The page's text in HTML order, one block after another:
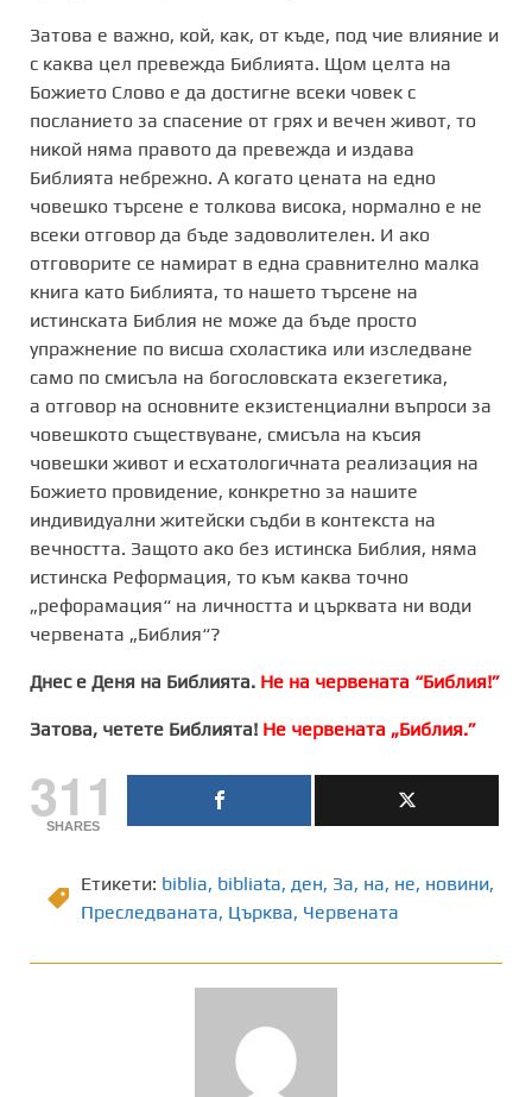
Затова е важно, кой, как, от къде, под чие влияние и
с каква цел превежда Библията. Щом целта на
Божието Слово е да достигне всеки човек с
посланието за спасение от грях и вечен живот, то
никой няма правото да превежда и издава
Библията небрежно. А когато цената на едно
човешко търсене е толкова висока, нормално е не
всеки отговор да бъде задоволителен. И ако
отговорите се намират в една сравнително малка
книга като Библията, то нашето търсене на
истинската Библия не може да бъде просто
упражнение по висша схоластика или изследване
само по смисъла на богословската екзегетика,
а отговор на основните екзистенциални въпроси за
човешкото съществуване, смисъла на късия
човешки живот и есхатологичната реализация на
Божието провидение, конкретно за нашите
индивидуални житейски съдби в контекста на
вечността. Защото ако без истинска Библия, няма
истинска Реформация, то към каква точно
„рефорамация“ на личността и църквата ни води
червената „Библия“?
Днес е Деня на Библията. Не на червената “Библия!”
Затова, четете Библията! Не червената „Библия.”
311
SHARES
Етикети: biblia, bibliata, ден, Зa, на, не, новини,
Преследваната, Църква, Червената